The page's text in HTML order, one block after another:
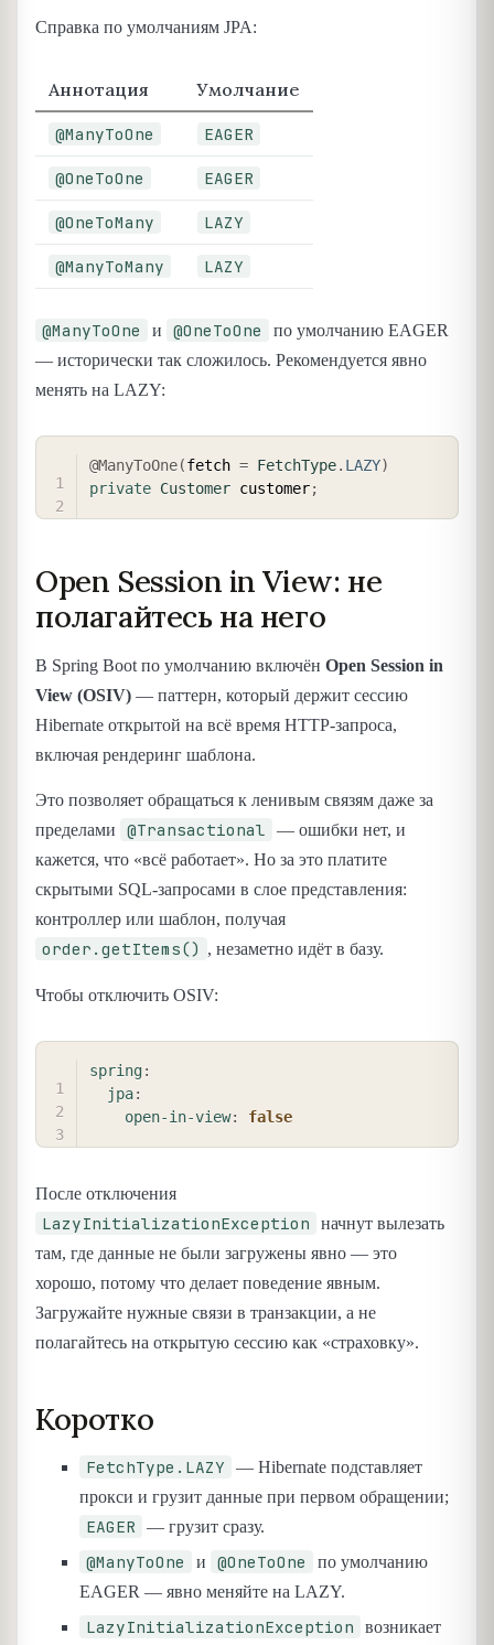
Справка по умолчаниям JPA:
Аннотация Умолчание
@ManyToOne EAGER
@OneToOne EAGER
@OneToMany LAZY
@ManyToMany LAZY
@ManyToOne и @OneToOne
по умолчанию EAGER
— исторически так сложилось. Рекомендуется явно
менять на LAZY:
@ManyToOne(fetch = FetchType. LAZY)
private Customer customer;
Open Session in View: не
полагайтесь на него
В Spring Boot по умолчанию включён Open Session in
View (OSIV) — паттерн, который держит сессию
Hibernate открытой на всё время HTTP-запроса,
включая рендеринг шаблона.
Это позволяет обращаться к ленивым связям даже за
пределами
@Transactional
— ошибки нет, и
кажется, что «всё работает». Но за это платите
скрытыми SQL-запросами в слое представления:
контроллер или шаблон, получая
order.getItems() , незаметно идёт в базу.
Чтобы отключить OSIV:
spring:
jpa:
open-in-view: false
После отключения
LazyInitializationException
начнут вылезать
там, где данные не были загружены явно — это
хорошо, потому что делает поведение явным.
Загружайте нужные связи в транзакции, а не
полагайтесь на открытую сессию как «страховку».
Коротко
FetchType.LAZY
— Hibernate подставляет
прокси и грузит данные при первом обращении;
EAGER — грузит сразу.
@ManyToOne и @OneToOne
по умолчанию
EAGER — явно меняйте на LAZY.
LazyInitializationException
возникает